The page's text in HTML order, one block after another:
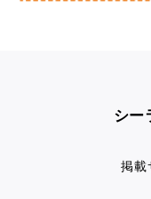
シー
掲載